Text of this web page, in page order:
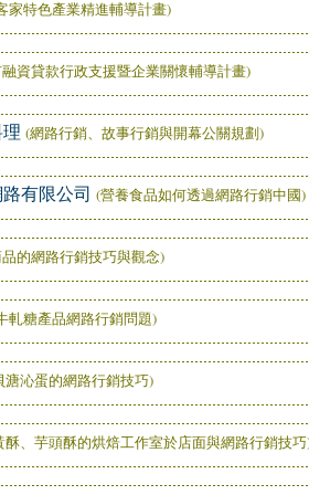
家特色產業精進輔導計畫)
資貸款行政支援暨企業關懷輔導計畫)
(網路行銷、故事行銷與開幕公關規劃)
有限公司 (營養食品如何透過網路行銷中國)
的網路行銷技巧與觀念)
軋糖產品網路行銷問題)
溏沁蛋的網路行銷技巧)
酥、芋頭酥的烘焙工作室於店面與網路行銷技